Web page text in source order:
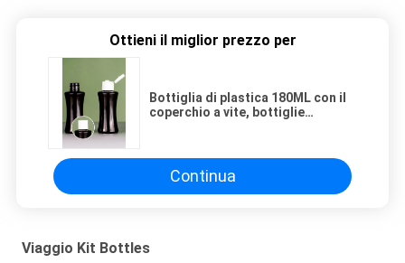
Ottieni il miglior prezzo per
Bottiglia di plastica 180ML con il
coperchio a vite, bottiglie
Continua
Viaggio Kit Bottles